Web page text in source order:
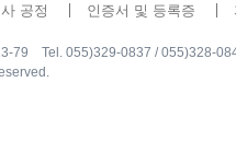
공정 인증서 및 등록증
79 Tel. 055)329-0837 / 055)328-